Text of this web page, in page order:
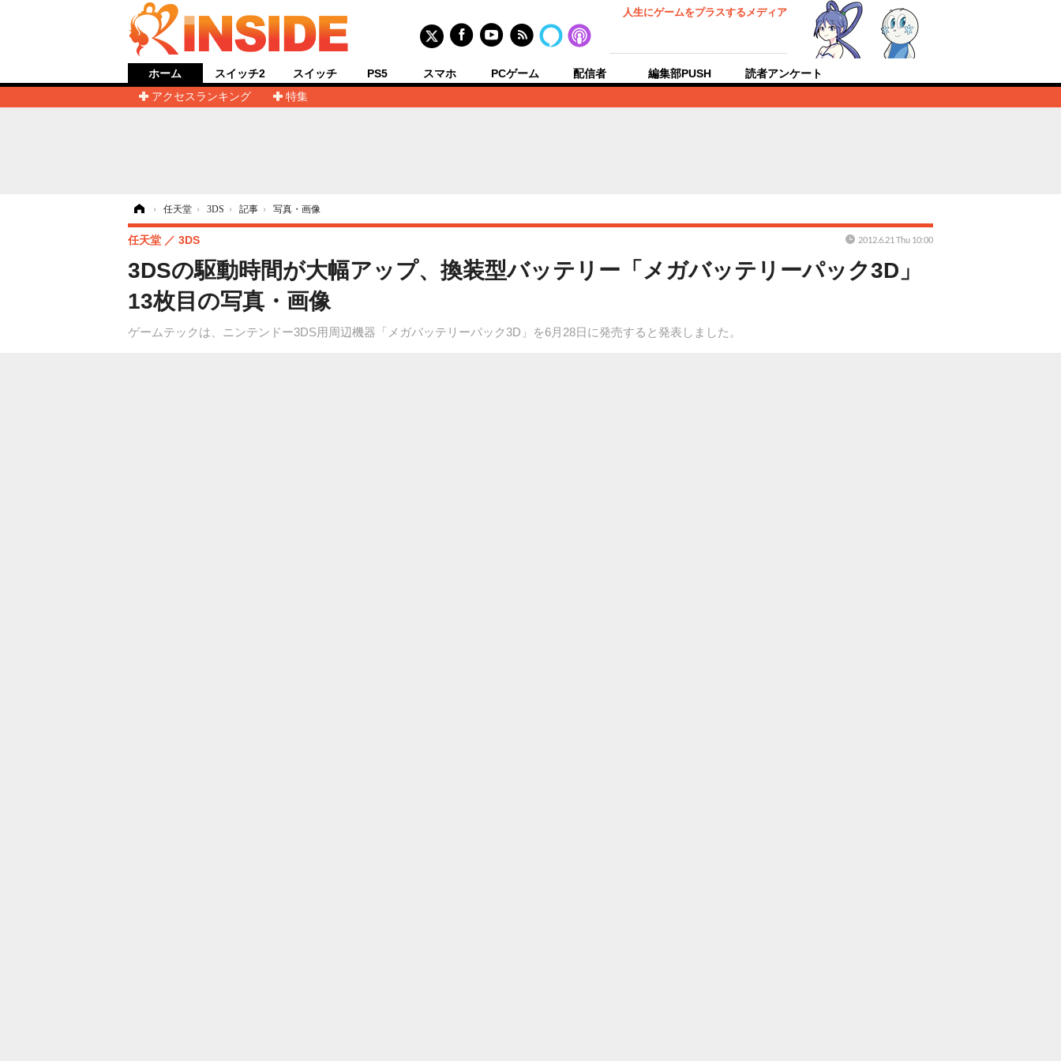
人生にゲームをプラスするメディア
ホーム
アクセスランキング
特集
スイッチ2 スイッチ PS5 スマホ PCゲーム 配信者 編集部PUSH 読者アンケート
› 任天堂 › 3DS › 記事 › 写真・画像
3DSの駆動時間が大幅アップ、換装型バッテリー「メガバッテリーパック3D」
13枚目の写真・画像
ゲームテックは、ニンテンドー3DS用周辺機器「メガバッテリーパック3D」を6月28日に発売すると発表しました。
任天堂 3DS 2012.6.21 Thu 10:00